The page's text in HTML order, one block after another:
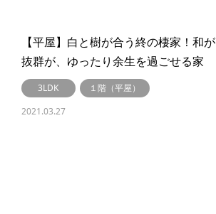
【平屋】白と樹が合う終の棲家！和が
抜群が、ゆったり余生を過ごせる家
#0503LDK
１階（平屋）
2021.03.27